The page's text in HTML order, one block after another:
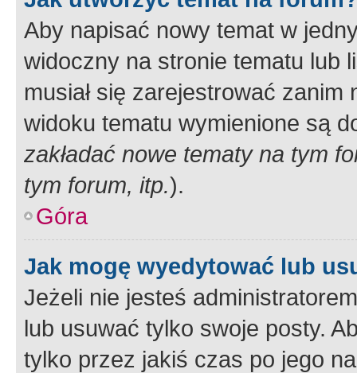
Aby napisać nowy temat w
widoczny na stronie tematu lub
musiał się zarejestrować
widoku tematu wymienione są
zakładać nowe tematy na tym
tym forum, itp.).
Góra
Jak mogę wyedytować lub
Jeżeli nie jesteś
lub usuwać tylko swoje posty.
tylko przez jakiś czas po jego